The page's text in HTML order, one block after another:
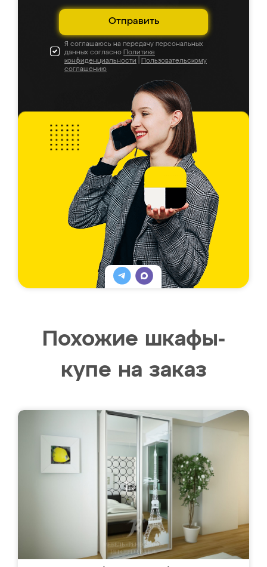
Отправить
Я соглашаюсь на передачу персональных
данных согласно Политике
конфиденциальности
Пользовательскому
соглашению
Похожие шкафы-
купе на заказ